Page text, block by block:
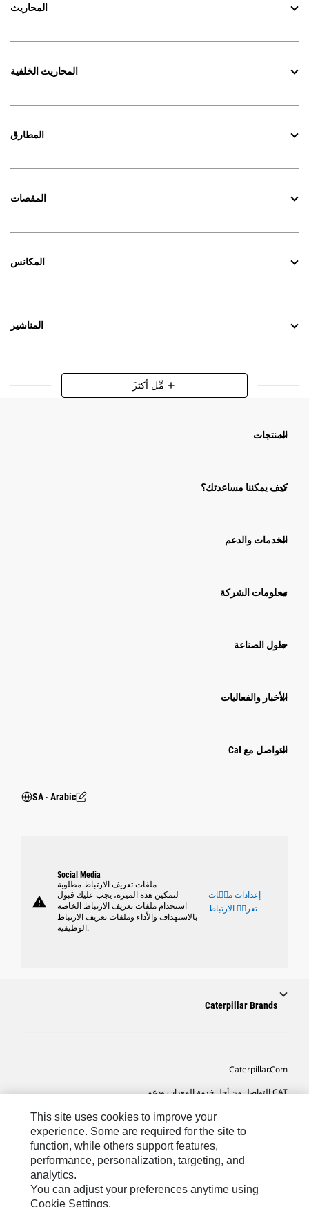
المحاريث
المحاريث الخلفية
المطارق
المقصات
المكانس
المناشير
َمِّل أكثر add
المنتجات
كيف يمكننا مساعدتك؟
الخدمات والدعم
معلومات الشركة
حلول الصناعة
الأخبار والفعاليات
التواصل مع Cat
SA ‧ Arabic
warning
Social Media
ملفات تعريف الارتباط مطلوبة
لتمكين هذه الميزة، يجب عليك قبول
استخدام ملفات تعريف الارتباط الخاصة
بالاستهداف والأداء وملفات تعريف الارتباط
الوظيفية.
إعدادات ملٝات
تعريٝ الارتباط
Caterpillar Brands
Caterpillar.com
CAT التواصل من أجل خدمة المعدات ودعم
تفضيلات التسويق الخاصة بي
خريطة الموقع
Cookie Settings
This site uses cookies to improve your
experience. Some are required for the site to
function, while others support features,
performance, personalization, targeting, and
analytics.
You can adjust your preferences anytime using
Cookie Settings.